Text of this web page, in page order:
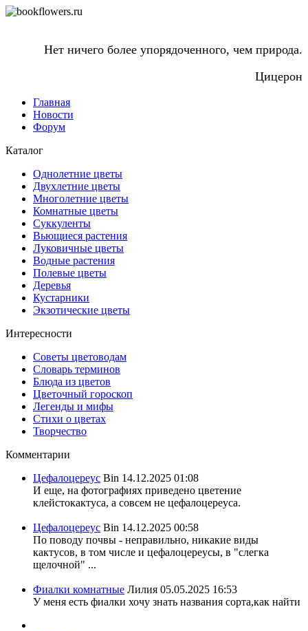
Нет ничего более упорядоченного, чем природа.
Цицерон
Главная
Новости
Форум
Каталог
Однолетние цветы
Двухлетние цветы
Многолетние цветы
Комнатные цветы
Суккуленты
Вьющиеся растения
Луковичные цветы
Водные растения
Полевые цветы
Деревья
Кустарники
Экзотические цветы
Интересности
Советы цветоводам
Словарь терминов
Блюда из цветов
Цветочный гороскоп
Легенды и мифы
Стихи о цветах
Творчество
Комментарии
Цефалоцереус Bin 14.12.2025 01:08
И еще, на фотографиях приведено цветение
клейстокактуса, а совсем не цефалоцереуса.
Цефалоцереус Bin 14.12.2025 00:58
По поводу почвы - неправильно, никакие виды
кактусов, в том числе и цефалоцереусы, в "слегка
щелочной" ...
Фиалки комнатные Лилия 05.05.2025 16:53
У меня есть фиалки хочу знать названия сорта,как найти